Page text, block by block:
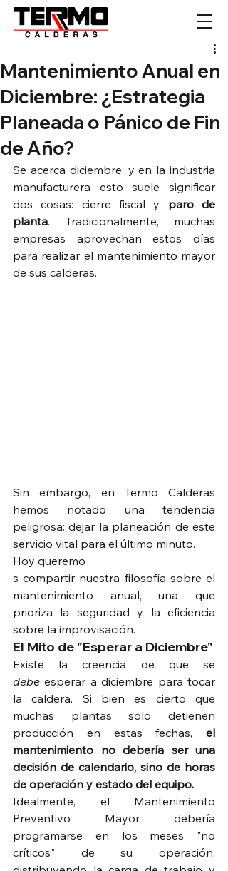
Mantenimiento Anual en
Diciembre: ¿Estrategia
Planeada o Pánico de Fin
de Año?
Se acerca diciembre, y en la industria
manufacturera esto suele significar
dos cosas: cierre fiscal y paro de
planta. Tradicionalmente, muchas
empresas aprovechan estos días
para realizar el mantenimiento mayor
de sus calderas.
Sin embargo, en Termo Calderas
hemos notado una tendencia
peligrosa: dejar la planeación de este
servicio vital para el último minuto.
Hoy queremo
s compartir nuestra filosofía sobre el
mantenimiento anual, una que
prioriza la seguridad y la eficiencia
sobre la improvisación.
El Mito de "Esperar a Diciembre"
debe esperar a diciembre para tocar
la caldera. Si bien es cierto que
muchas plantas solo detienen
producción en estas fechas, el
mantenimiento no debería ser una
decisión de calendario, sino de horas
de operación y estado del equipo.
Idealmente, el Mantenimiento
Preventivo Mayor debería
programarse en los meses "no
críticos" de su operación,